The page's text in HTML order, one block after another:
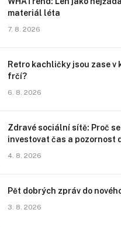
materiál léta
7. 8. 2026
Retro kachličky jsou zase v
frčí?
6. 8. 2026
Zdravé sociální sítě: Proč
investovat čas a pozornost
4. 8. 2026
Pět dobrých zpráv do
3. 8. 2026